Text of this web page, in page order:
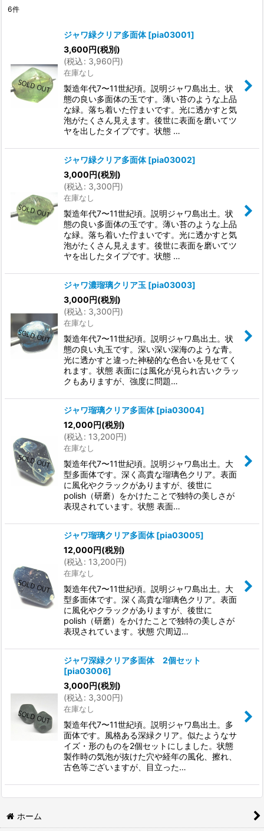
絞り込む
6件
ジャワ緑クリア多面体 [pia03001]
3,600円(税別)
(税込: 3,960円)
在庫なし
製造年代7〜11世紀頃。説明ジャワ島出土。状
態の良い多面体の玉です。薄い苔のような上品
な緑。落ち着いた佇まいです。光に透かすと気
泡がたくさん見えます。後世に表面を磨いてツ
ヤを出したタイプです。状態 …
ジャワ緑クリア多面体 [pia03002]
3,000円(税別)
(税込: 3,300円)
在庫なし
製造年代7〜11世紀頃。説明ジャワ島出土。状
態の良い多面体の玉です。薄い苔のような上品
な緑。落ち着いた佇まいです。光に透かすと気
泡がたくさん見えます。後世に表面を磨いてツ
ヤを出したタイプです。状態 …
ジャワ濃瑠璃クリア玉 [pia03003]
3,000円(税別)
(税込: 3,300円)
在庫なし
製造年代7〜11世紀頃。説明ジャワ島出土。状
態の良い丸玉です。深い深い深海のような青。
光に透かすと違った神秘的な色合いを見せてく
れます。状態 表面には風化が見られ古いクラッ
クもありますが、強度に問題…
ジャワ瑠璃クリア多面体 [pia03004]
12,000円(税別)
(税込: 13,200円)
在庫なし
製造年代7〜11世紀頃。説明ジャワ島出土。大
型多面体です。深く高貴な瑠璃色クリア。表面
に風化やクラックがありますが、後世に
polish（研磨）をかけたことで独特の美しさが
表現されています。状態 表面…
ジャワ瑠璃クリア多面体 [pia03005]
12,000円(税別)
(税込: 13,200円)
在庫なし
製造年代7〜11世紀頃。説明ジャワ島出土。大
型多面体です。深く高貴な瑠璃色クリア。表面
に風化やクラックがありますが、後世に
polish（研磨）をかけたことで独特の美しさが
表現されています。状態 穴周辺…
ジャワ深緑クリア多面体 2個セット
[pia03006]
3,000円(税別)
(税込: 3,300円)
在庫なし
製造年代7〜11世紀頃。説明ジャワ島出土。多
面体です。風格ある深緑クリア。似たようなサ
イズ・形のものを2個セットにしました。状態
製作時の気泡が抜けた穴や経年の風化、擦れ、
古色等ございますが、目立った…
ホーム